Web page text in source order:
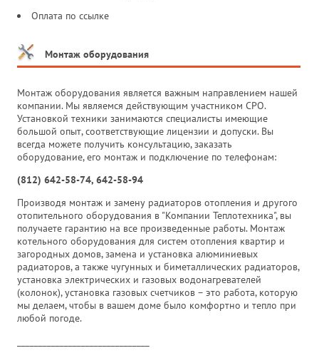
Оплата по ссылке
Монтаж оборудования
Монтаж оборудования является важным направлением нашей
компании. Мы являемся действующим участником СРО.
Установкой техники занимаются специалисты имеющие
большой опыт, соответствующие лицензии и допуски. Вы
всегда можете получить консультацию, заказать
оборудование, его монтаж и подключение по телефонам:
(812) 642-58-74, 642-58-94
Производя монтаж и замену радиаторов отопления и другого
отопительного оборудования в "Компании Теплотехника", вы
получаете гарантию на все произведенные работы. Монтаж
котельного оборудования для систем отопления квартир и
загородных домов, замена и установка алюминиевых
радиаторов, а также чугунных и биметаллических радиаторов,
установка электрических и газовых водонагревателей
(колонок), установка газовых счетчиков – это работа, которую
мы делаем, чтобы в вашем доме было комфортно и тепло при
любой погоде.